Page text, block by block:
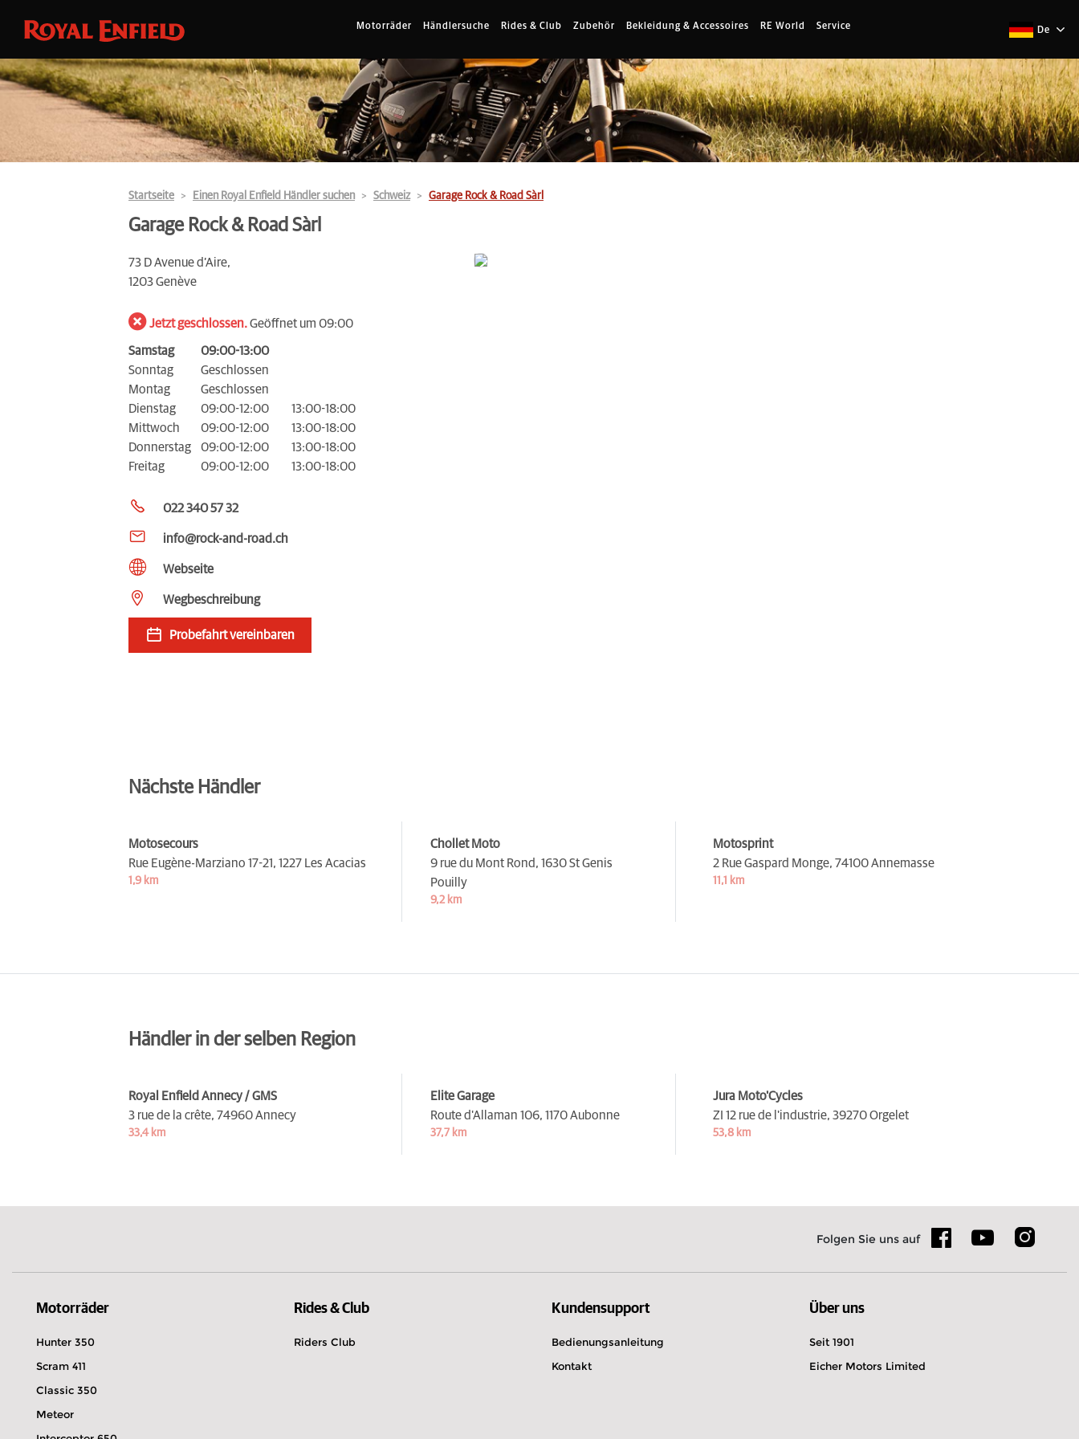
Motorräder Händlersuche Rides & Club Zubehör Bekleidung & Accessoires RE World Service De
Startseite Einen Royal Enfield Händler suchen Schweiz Garage Rock & Road Sàrl
Garage Rock & Road Sàrl
73 D Avenue d’Aire,
1203 Genève
Jetzt geschlossen.Geöffnet um 09:00
Samstag
09:00-13:00
Sonntag
Geschlossen
Montag
Geschlossen
Dienstag
09:00-12:00
13:00-18:00
Mittwoch
09:00-12:00
13:00-18:00
Donnerstag
09:00-12:00
13:00-18:00
Freitag
09:00-12:00 13:00-18:00
022 340 57 32
info@rock-and-road.ch
Webseite
Wegbeschreibung
Probefahrt vereinbaren
Nächste Händler
Motosecours
Rue Eugène-Marziano 17-21, 1227 Les Acacias
1,9 km
Chollet Moto
9 rue du Mont Rond, 1630 St Genis
Pouilly
9,2 km
Motosprint
2 Rue Gaspard Monge, 74100 Annemasse
11,1 km
Händler in der selben Region
Royal Enfield Annecy / GMS
3 rue de la crête, 74960 Annecy
33,4 km
Elite Garage
Route d'Allaman 106, 1170 Aubonne
37,7 km
Jura Moto'Cycles
ZI 12 rue de l'industrie, 39270 Orgelet
53,8 km
Folgen Sie uns auf
Motorräder
Hunter 350
Scram 411
Classic 350
Meteor
Rides & Club
Riders Club
Kundensupport
Bedienungsanleitung
Kontakt
Über uns
Seit 1901
Eicher Motors Limited